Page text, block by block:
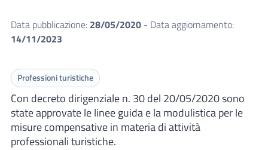
Data pubblicazione: 28/05/2020 - Data aggiornamento:
14/11/2023
Professioni turistiche
Con decreto dirigenziale n. 30 del 20/05/2020 sono
state approvate le linee guida e la modulistica per le
misure compensative in materia di attività
professionali turistiche.